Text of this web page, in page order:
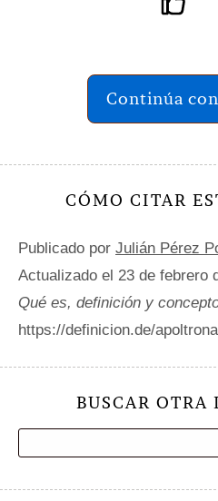
Continúa
CÓMO CITAR
Publicado por Julián Pérez
Actualizado el 23 de febrero
Qué es, definición y
https://definicion.de/
BUSCAR